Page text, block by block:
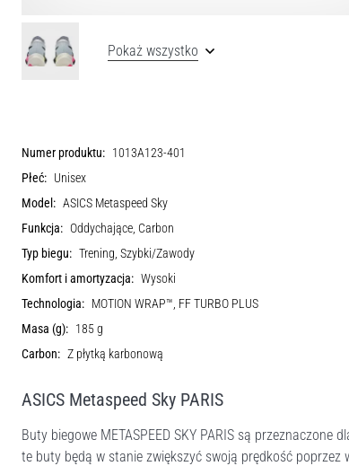
Pokaż wszystko
Numer produktu: 1013A123-401
Płeć: Unisex
Model: ASICS Metaspeed Sky
Funkcja: Oddychające, Carbon
Typ biegu: Trening, Szybki/Zawody
Komfort i amortyzacja: Wysoki
Technologia: MOTION WRAP™, FF TURBO PLUS
Masa (g): 185 g
Carbon: Z płytką karbonową
ASICS Metaspeed Sky PARIS
Buty biegowe METASPEED SKY PARIS są
te buty będą w stanie zwiększyć swoją prędkość poprzez